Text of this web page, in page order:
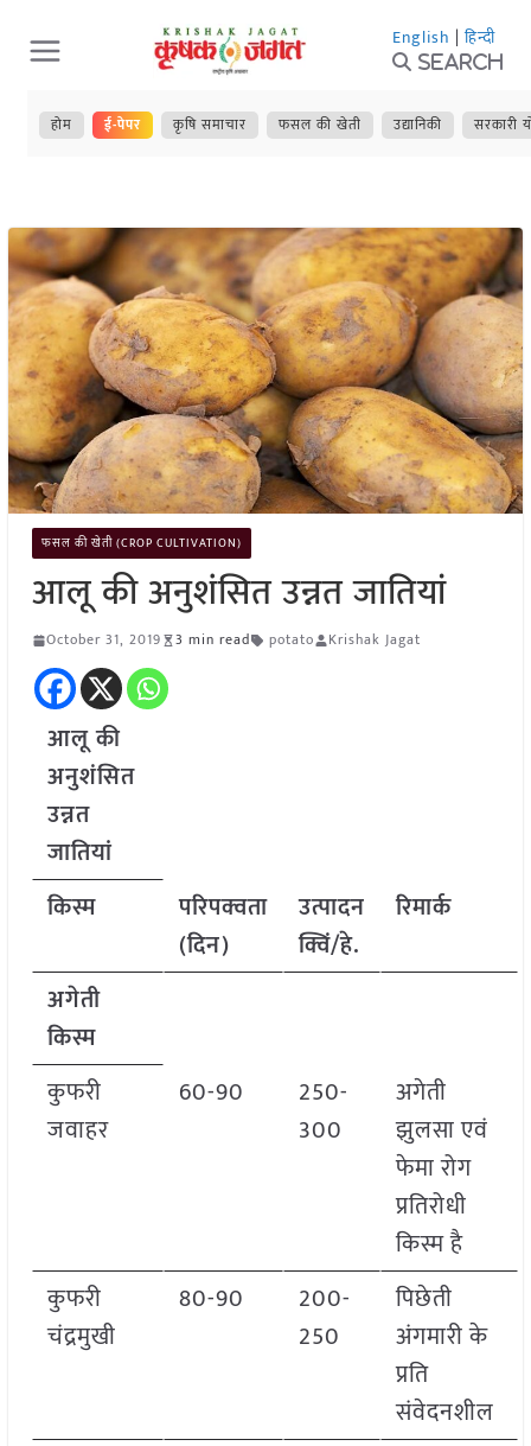
Skip
to
content
English | हिन्दी
Search
होम ई-पेपर कृषि समाचार फसल की खेती उद्यानिकी सरकारी
फसल की खेती (CROP CULTIVATION)
आलू की अनुशंसित उन्नत जातियां
October 31, 2019 3 min read potato Krishak Jagat
आलू की
अनुशंसित
उन्नत
जातियां
किस्म
परिपक्वता
(दिन)
उत्पादन
क्विं/हे.
रिमार्क
अगेती
किस्म
कुफरी
जवाहर
60-90
250-
300
अगेती
झुलसा एवं
फेमा रोग
प्रतिरोधी
किस्म है
कुफरी
चंद्रमुखी
80-90
200-
250
पिछेती
अंगमारी के
प्रति
संवेदनशील